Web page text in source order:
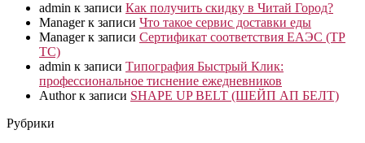
admin к записи Как получить скидку в Читай Город?
Managerк записи Что такое сервис доставки еды
Managerк записи Сертификат соответствия ЕАЭС (ТР
ТС)
admin к записи Типография Быстрый Клик:
профессиональное тиснение ежедневников
Authorк записи SHAPE UP BELT (ШЕЙП АП БЕЛТ)
Рубрики